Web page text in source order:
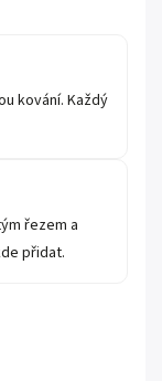
kování. Každý
řezem a
přidat.